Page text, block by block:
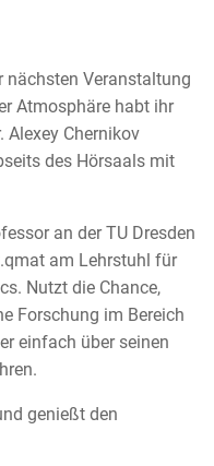
nächsten Veranstaltung
Atmosphäre habt ihr
Alexey Chernikov
des Hörsaals mit
an der TU Dresden
am Lehrstuhl für
Nutzt die Chance,
Forschung im Bereich
einfach über seinen
genießt den